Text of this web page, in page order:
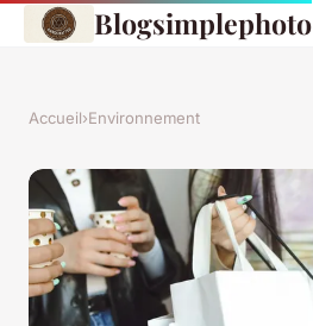
Blogsimplephoto
Accueil›Environnement